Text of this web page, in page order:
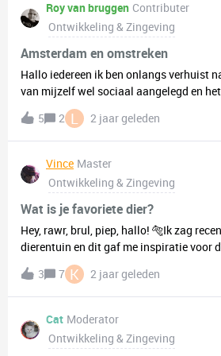
Roy van bruggen Contributer
Ontwikkeling & Zingeving
Amsterdam en omstreken
Hallo iedereen ik ben onlangs verhuist
van mijzelf wel sociaal aangelegd en
nieuwe vrienden/vriendinnen te maken
doen of goede gesprekken mee te
bio je mag mij alles vragen ben een
5 2 L 2 jaar geleden
Vince Master
Ontwikkeling & Zingeving
Wat is je favoriete dier?
Hey, rawr, brul, piep, hallo! 🐅Ik zag
dierentuin en dit gaf me inspiratie voor
dier is een rode panda, wat een prachtig
mysterieus, fluffy en ik vind ze
een knuffel thuis liggen van de rode
favoriete dier en waarom? Laat het me
3 7 K 2 jaar geleden
Cat Moderator
Ontwikkeling & Zingeving